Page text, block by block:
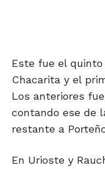
Este fue el
Chacarita y el
Los anteriores
contando ese de
restante a
En Urioste y